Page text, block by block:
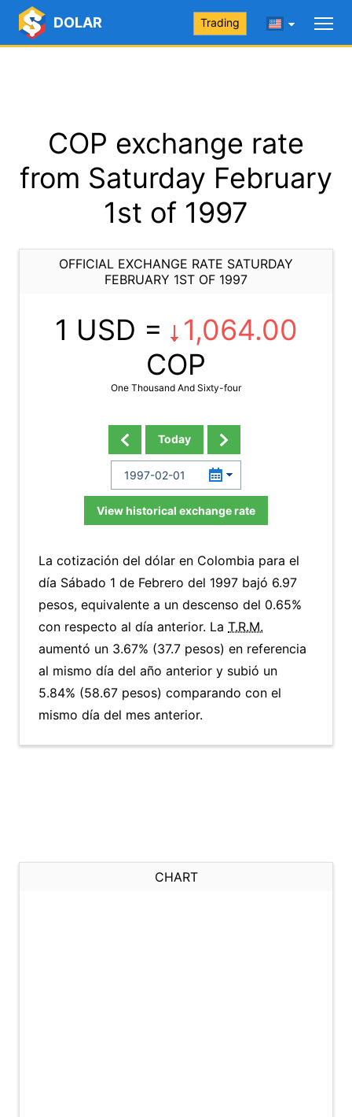
DOLAR Trading
COP exchange rate
from Saturday February
1st of 1997
OFFICIAL EXCHANGE RATE SATURDAY
FEBRUARY 1ST OF 1997
1 USD =
1,064.00
COP
One Thousand And Sixty-four
Today
View historical exchange rate
La cotización del dólar en Colombia para el
día Sábado 1 de Febrero del 1997 bajó 6.97
pesos, equivalente a un descenso del 0.65%
con respecto al día anterior. La T.R.M.
aumentó un 3.67% (37.7 pesos) en referencia
al mismo día del año anterior y subió un
5.84% (58.67 pesos) comparando con el
mismo día del mes anterior.
CHART